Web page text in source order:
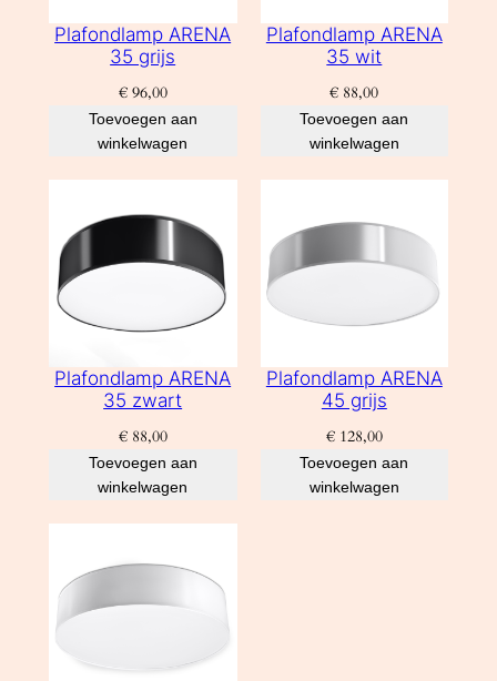
Plafondlamp ARENA
35 grijs
€96,00
Toevoegen aan
winkelwagen
Plafondlamp ARENA
35 wit
€ 88,00
Toevoegen aan
winkelwagen
Plafondlamp ARENA
35 zwart
€88,00
Toevoegen aan
winkelwagen
Plafondlamp ARENA
45 grijs
€128,00
Toevoegen aan
winkelwagen